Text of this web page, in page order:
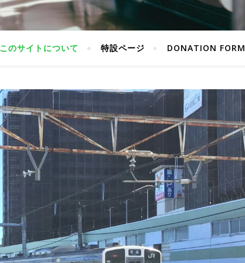
このサイトについて 特設ページ DONATION FORM